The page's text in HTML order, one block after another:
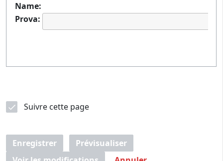
Name:
Prova:
Suivre cette page
Enregistrer
Prévisualiser